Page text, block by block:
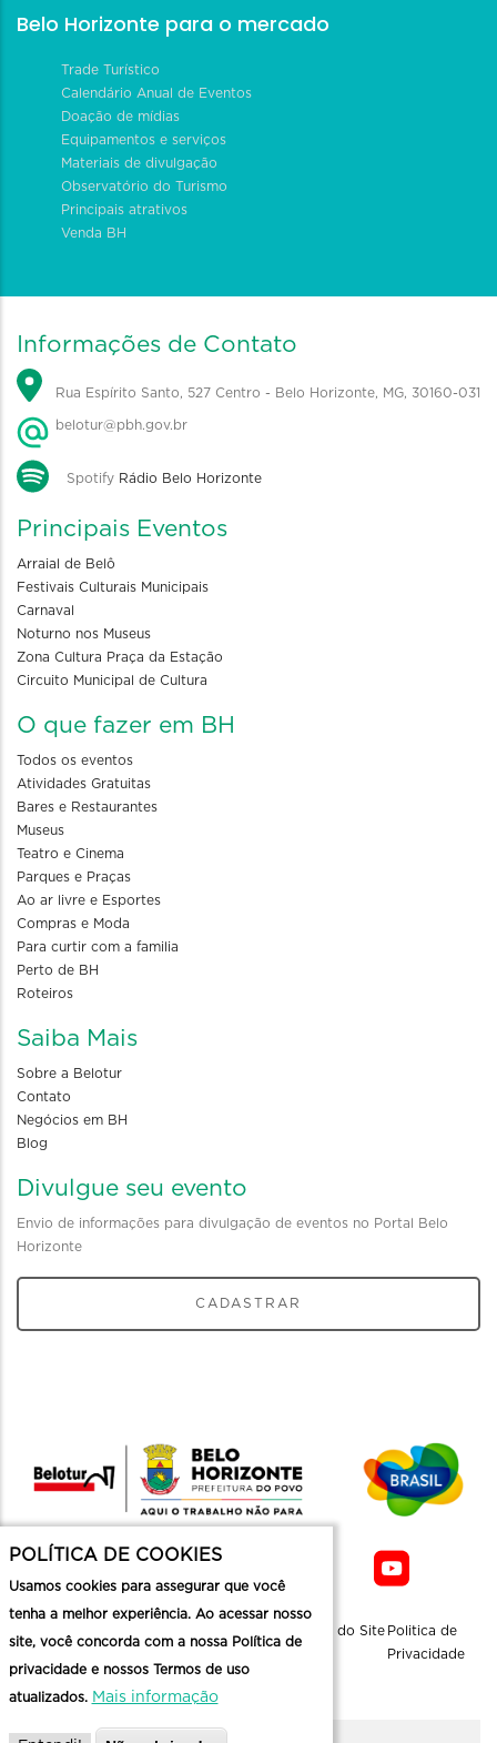
Belo Horizonte para o mercado
Trade Turístico
Calendário Anual de Eventos
Doação de mídias
Equipamentos e serviços
Materiais de divulgação
Observatório do Turismo
Principais atrativos
Venda BH
Informações de Contato
Rua Espírito Santo, 527 Centro - Belo Horizonte, MG, 30160-031
belotur@pbh.gov.br
Spotify Rádio Belo Horizonte
Principais Eventos
Arraial de Belô
Festivais Culturais Municipais
Carnaval
Noturno nos Museus
Zona Cultura Praça da Estação
Circuito Municipal de Cultura
O que fazer em BH
Todos os eventos
Atividades Gratuitas
Bares e Restaurantes
Museus
Teatro e Cinema
Parques e Praças
Ao ar livre e Esportes
Compras e Moda
Para curtir com a familia
Perto de BH
Roteiros
Saiba Mais
Sobre a Belotur
Contato
Negócios em BH
Blog
Divulgue seu evento
Envio de informações para divulgação de eventos no Portal Belo
Horizonte
CADASTRAR
Mapa do Site Politica de
Privacidade
POLÍTICA DE COOKIES
Usamos cookies para assegurar que você
tenha a melhor experiência. Ao acessar nosso
site, você concorda com a nossa Política de
privacidade e nossos Termos de uso
atualizados. Mais informação